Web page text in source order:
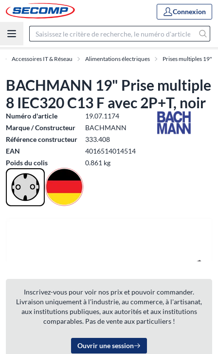
Connexion
Accessoires IT & Réseau Alimentations électriques Prises multiples 19"
BACHMANN 19" Prise multiple
8 IEC320 C13 F avec 2P+T, noir
Numéro d'article
19.07.1174
Marque / Constructeur
BACHMANN
Référence constructeur
333.408
EAN
4016514014514
Poids du colis
0.861 kg
Inscrivez-vous pour voir nos prix et pouvoir commander.
Livraison uniquement à l'industrie, au commerce, à l'artisanat,
aux institutions publiques, aux autorités et aux institutions
comparables. Pas de vente aux particuliers !
Ouvrir une session